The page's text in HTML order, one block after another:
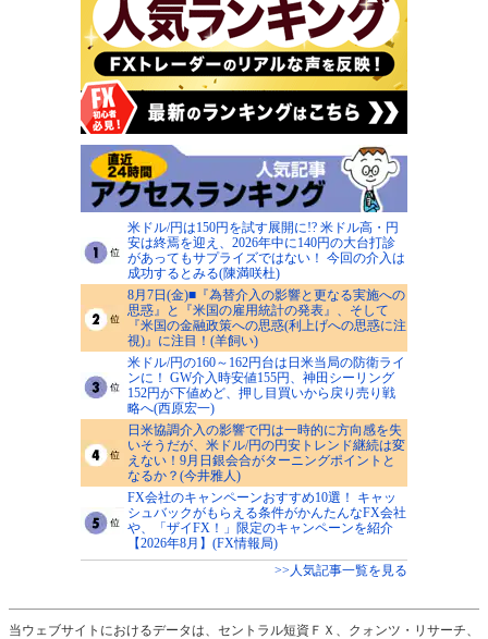
米ドル/円は150円を試す展開に!? 米ドル高・円
安は終焉を迎え、2026年中に140円の大台打診
があってもサプライズではない！ 今回の介入は
成功するとみる(陳満咲杜)
8月7日(金)■『為替介入の影響と更なる実施への
思惑』と『米国の雇用統計の発表』、そして
『米国の金融政策への思惑(利上げへの思惑に注
視)』に注目！(羊飼い)
米ドル/円の160～162円台は日米当局の防衛ライ
ンに！ GW介入時安値155円、神田シーリング
152円が下値めど、押し目買いから戻り売り戦
略へ(西原宏一)
日米協調介入の影響で円は一時的に方向感を失
いそうだが、米ドル/円の円安トレンド継続は変
えない！9月日銀会合がターニングポイントと
なるか？(今井雅人)
FX会社のキャンペーンおすすめ10選！ キャッ
シュバックがもらえる条件がかんたんなFX会社
や、「ザイFX！」限定のキャンペーンを紹介
【2026年8月】(FX情報局)
>>人気記事一覧を見る
当ウェブサイトにおけるデータは、セントラル短資ＦＸ、クォンツ・リサーチ、